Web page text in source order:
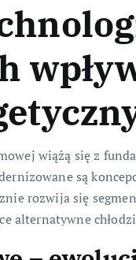
wiążą się z
są
rozwija się
alternatywne